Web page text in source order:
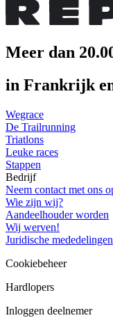
Meer dan
in Frankrijk
Wegrace
De Trailrunning
Triatlons
Leuke races
Stappen
Bedrijf
Neem contact met ons
Wie zijn wij?
Aandeelhouder worden
Wij werven!
Juridische mededelingen
Cookiebeheer
Hardlopers
Inloggen deelnemer